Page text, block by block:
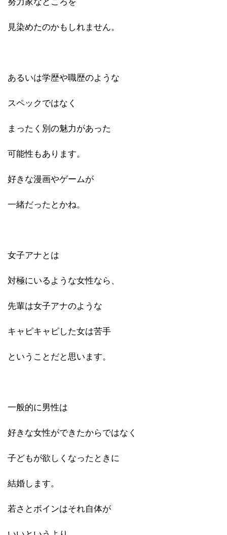
見染めたのかもしれません。
あるいは学歴や職歴のような
スペックではなく
まったく別の魅力があった
可能性もあります。
好きな漫画やゲームが
一緒だったとかね。
女子アナとは
対極にいるような女性なら、
先輩は女子アナのような
キャピキャピした女は苦手
ということだと思います。
一般的に男性は
好きな女性ができたからではなく
子どもが欲しくなったときに
結婚します。
若さとボインはそれ自体が